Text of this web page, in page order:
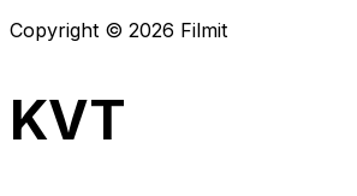
Copyright © 2026 Filmit
KVT